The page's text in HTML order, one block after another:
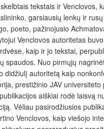
tekstais ir Venclovos,
garsiausių lenkų ir
poeto, pažinojusio
Venclovos autoritetas
kaip ir jo tekstai,
spaudos. Nuo pirmųjų
didžiulį autoritetą kaip
prestižinio JAV universiteto
aiškiai rodė laisvą
Vėliau pasirodžiusios
Venclovos, kaip viešojo